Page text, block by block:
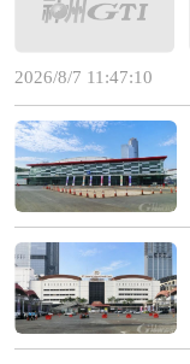
2026/8/7 11:47:10